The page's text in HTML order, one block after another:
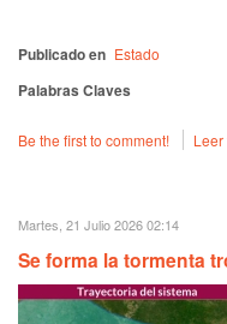
Publicado en Estado
Palabras Claves
Be the first to comment! Leer
Martes, 21 Julio 2026 02:14
Se forma la tormenta